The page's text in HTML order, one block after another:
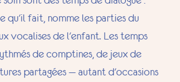
qu'il fait, nomme les parties du
vocalises de l'enfant. Les temps
de comptines, de jeux de
partagées — autant d'occasions